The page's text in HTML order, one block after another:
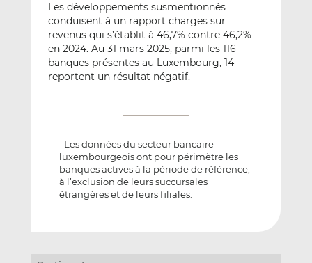
Les développements susmentionnés
conduisent à un rapport charges sur
revenus qui s’établit à 46,7% contre 46,2%
en 2024. Au 31 mars 2025, parmi les 116
banques présentes au Luxembourg, 14
reportent un résultat négatif.
1 Les données du secteur bancaire
luxembourgeois ont pour périmètre les
banques actives à la période de référence,
à l’exclusion de leurs succursales
étrangères et de leurs filiales.